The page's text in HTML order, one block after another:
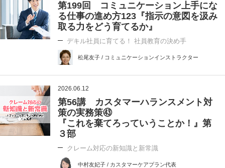
第199回 コミュニケーション上手にな
る仕事の進め方123『指示の意図を汲み
取る力をどう育てるか』
デキル社員に育てる！ 社員教育の決め手
松尾友子 / コミュニケーションインストラクター
2026.06.12
第56講 カスタマーハランスメント対
策の実務策㊸
『これを棄てろっていうことか！』第
３部
クレーム対応の新知識と新常識
中村友妃子 / カスタマーケアプラン代表